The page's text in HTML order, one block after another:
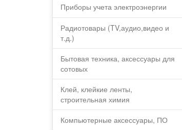
Приборы учета электроэнергии
Радиотовары (TV,аудио,видео и
т.д.)
Бытовая техника, аксессуары для
сотовых
Клей, клейкие ленты,
строительная химия
Компьютерные аксессуары, ПО